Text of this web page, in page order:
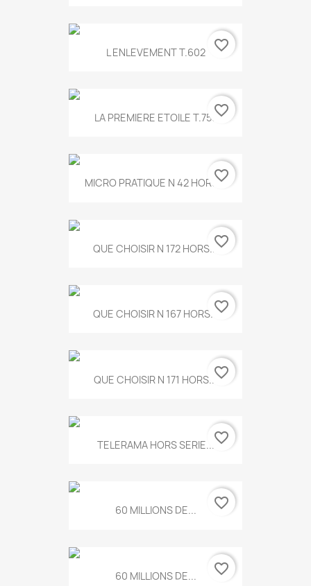
L ENLEVEMENT T.602 favorite_border
LA PREMIERE ETOILE T.755favorite_border
MICRO PRATIQUE N 42 HORS...
favorite_border
QUE CHOISIR N 172 HORS...favorite_border
QUE CHOISIR N 167 HORS...favorite_border
QUE CHOISIR N 171 HORS...favorite_border
TELERAMA HORS SERIE...favorite_border
60 MILLIONS DE... favorite_border
60 MILLIONS DE... favorite_border